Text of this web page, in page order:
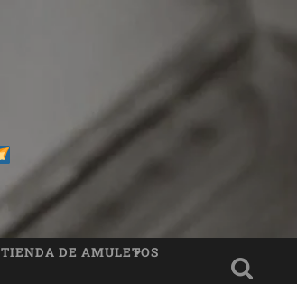
TIENDA DE AMULETOS